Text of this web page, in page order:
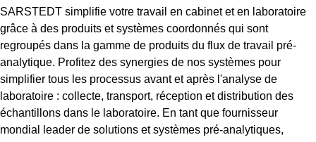
SARSTEDT simplifie votre travail en cabinet et en laboratoire
grâce à des produits et systèmes coordonnés qui sont
regroupés dans la gamme de produits du flux de travail pré-
analytique. Profitez des synergies de nos systèmes pour
simplifier tous les processus avant et après l'analyse de
laboratoire : collecte, transport, réception et distribution des
échantillons dans le laboratoire. En tant que fournisseur
mondial leader de solutions et systèmes pré-analytiques,